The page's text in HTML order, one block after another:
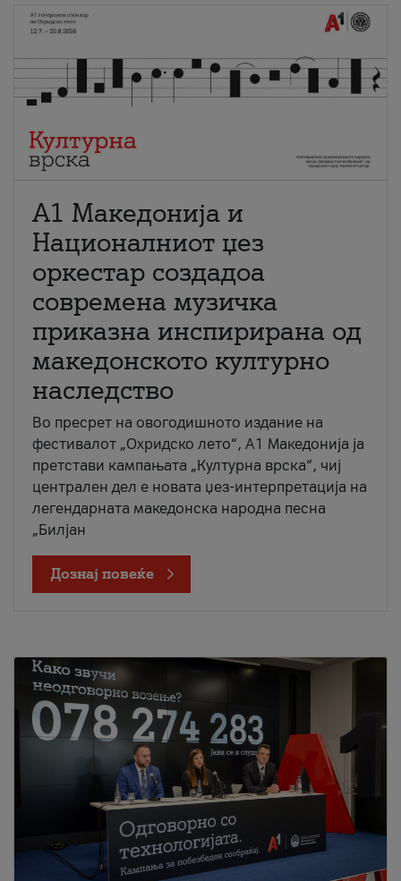
А1 Македонија и
Националниот џез
оркестар создадоа
современа музичка
приказна инспирирана од
македонското културно
наследство
Во пресрет на овогодишното издание на
фестивалот „Охридско лето“, А1 Македонија ја
претстави кампањата „Културна врска“, чиј
централен дел е новата џез-интерпретација на
легендарната македонска народна песна
„Билјан
Дознај повеќе